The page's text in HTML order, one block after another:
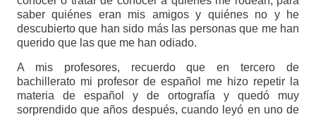
saber quiénes eran mis amigos y quiénes no y he
descubierto que han sido más las personas que me han
querido que las que me han odiado.
A mis profesores, recuerdo que en tercero de
bachillerato mi profesor de español me hizo repetir la
materia de español y de ortografía y quedó muy
sorprendido que años después, cuando leyó en uno de